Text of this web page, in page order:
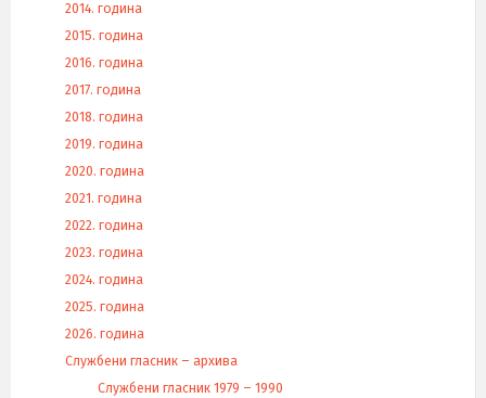
2014. година
2015. година
2016. година
2017. година
2018. година
2019. година
2020. година
2021. година
2022. година
2023. година
2024. година
2025. година
2026. година
Службени гласник – архива
Службени гласник 1979 – 1990